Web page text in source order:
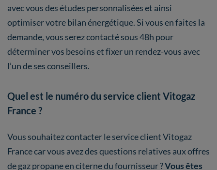
avec vous des études personnalisées et ainsi
optimiser votre bilan énergétique. Si vous en faites la
demande, vous serez contacté sous 48h pour
déterminer vos besoins et fixer un rendez-vous avec
l’un de ses conseillers.
Quel est le numéro du service client Vitogaz
France ?
Vous souhaitez contacter le service client Vitogaz
France car vous avez des questions relatives aux offres
de gaz propane en citerne du fournisseur ?Vous êtes